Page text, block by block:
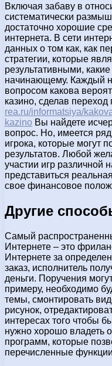
Включая забаву в
систематически
достаточно хорошие
интернета. В сети
данных о том как, как
стратегии, которые
результативными,
начинающему. Каждый
вопросом какова
казино, сделав переход
rea.ru/informatsiya/
kazino Вы найдете
вопрос. Но, имеется
игрока, которые могут
результатов. Любой
участии игр различной
представиться
свое финансовое
Другие
Самый
Интернете – это
Интернете за
заказ, исполнитель
деньги. Поручения
примеру, необходимо
темы, смонтировать
рисунок,
интересах того чтобы
нужно хорошо владеть
программ, которые
перечисленные